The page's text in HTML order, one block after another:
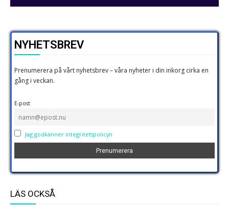
NYHETSBREV
Prenumerera på vårt nyhetsbrev – våra nyheter i din inkorg cirka en
gång i veckan.
E-post
Jag godkänner integritetspolicyn
LÄS OCKSÅ